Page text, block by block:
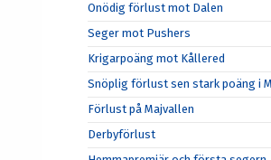
Onödig förlust mot Dalen
Seger mot Pushers
Krigarpoäng mot Kållered
Snöplig förlust sen stark poäng i
Förlust på Majvallen
Derbyförlust